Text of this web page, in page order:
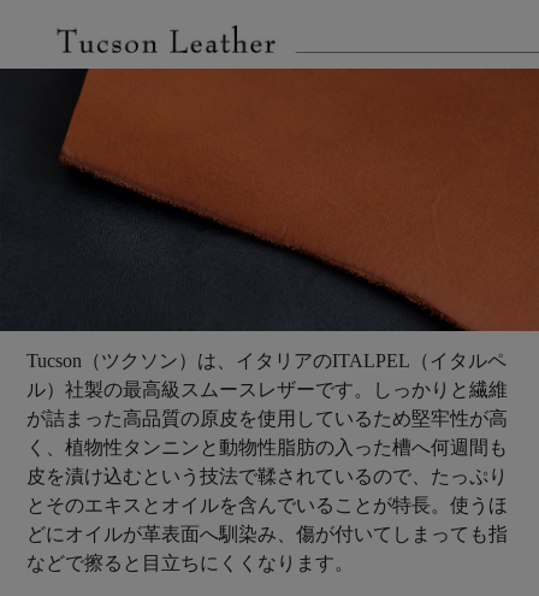
Tucson（ツクソン）は、イタリアのITALPEL（イタルペ
ル）社製の最高級スムースレザーです。しっかりと繊維
が詰まった高品質の原皮を使用しているため堅牢性が高
く、植物性タンニンと動物性脂肪の入った槽へ何週間も
皮を漬け込むという技法で鞣されているので、たっぷり
とそのエキスとオイルを含んでいることが特長。使うほ
どにオイルが革表面へ馴染み、傷が付いてしまっても指
などで擦ると目立ちにくくなります。